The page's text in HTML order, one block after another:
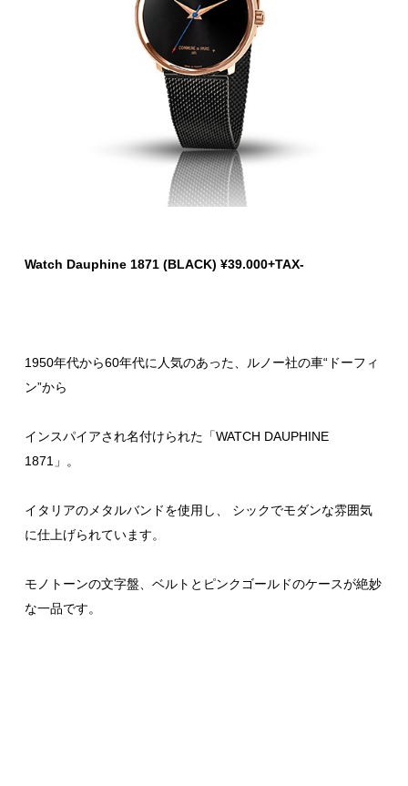
Watch Dauphine 1871 (BLACK) ¥39.000+TAX-
1950年代から60年代に人気のあった、ルノー社の車“ドーフィ
ン”から
インスパイアされ名付けられた「WATCH DAUPHINE
1871」。
イタリアのメタルバンドを使用し、 シックでモダンな雰囲気
に仕上げられています。
モノトーンの文字盤、ベルトとピンクゴールドのケースが絶妙
な一品です。